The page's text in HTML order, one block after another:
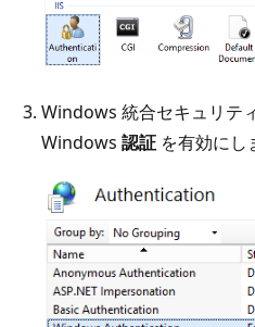
Windows 統合セキュリテ
Windows 認証 を有効にし